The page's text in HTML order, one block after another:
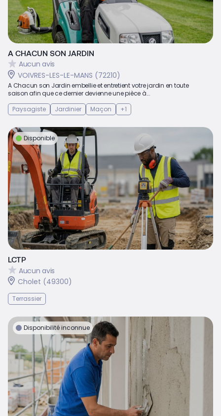
A CHACUN SON JARDIN
Aucun avis
VOIVRES-LES-LE-MANS (72210)
A Chacun son Jardin embellie et entretient votre jardin en toute
saison afin que ce dernier devienne une pièce à...
Paysagiste
Jardinier Maçon +1
Disponible
LCTP
Aucun avis
Cholet (49300)
Terrassier
Disponibilité inconnue